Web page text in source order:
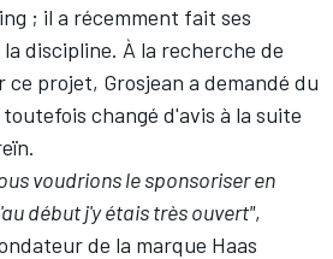
; il a récemment fait ses
discipline. À la recherche de
projet, Grosjean a demandé du
changé d'avis à la suite
voudrions le sponsoriser en
début j'y étais très ouvert",
de la marque Haas